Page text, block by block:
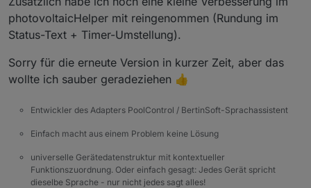
photovoltaicHelper mit reingenommen (Rundung im
Status-Text + Timer-Umstellung).
Sorry für die erneute Version in kurzer Zeit, aber das
wollte ich sauber geradeziehen 👍
Entwickler des Adapters PoolControl / BertinSoft-Sprachassistent
Einfach macht aus einem Problem keine Lösung
universelle Gerätedatenstruktur mit kontextueller
Funktionszuordnung. Oder einfach gesagt: Jedes Gerät spricht
dieselbe Sprache - nur nicht jedes sagt alles!